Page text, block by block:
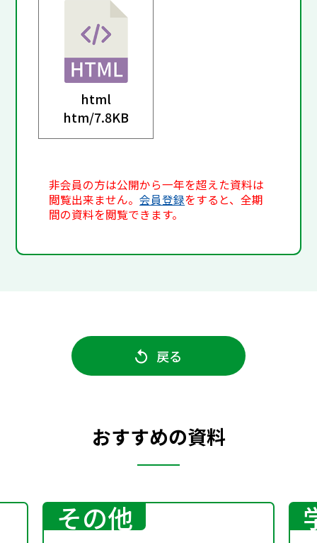
html
htm/7.8KB
非会員の方は公開から一年を超えた資料は
閲覧出来ません。会員登録をすると、全期
間の資料を閲覧できます。
戻る
おすすめの資料
その他